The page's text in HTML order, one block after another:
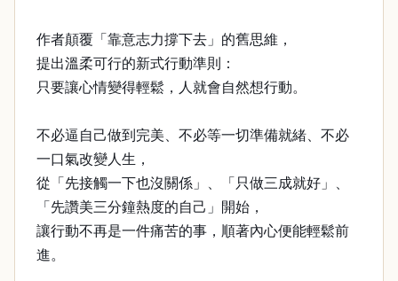
作者顛覆「靠意志力撐下去」的舊思維，
提出溫柔可行的新式行動準則：
只要讓心情變得輕鬆，人就會自然想行動。
不必逼自己做到完美、不必等一切準備就緒、不必
一口氣改變人生，
從「先接觸一下也沒關係」、「只做三成就好」、
「先讚美三分鐘熱度的自己」開始，
讓行動不再是一件痛苦的事，順著內心便能輕鬆前
進。